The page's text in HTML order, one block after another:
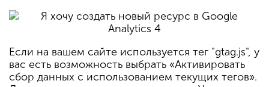
Если на вашем сайте используется тег "gtag.js", у
вас есть возможность выбрать «Активировать
сбор данных с использованием текущих тегов».